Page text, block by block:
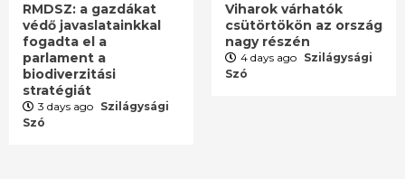
RMDSZ: a gazdákat
védő javaslatainkkal
fogadta el a
parlament a
biodiverzitási
stratégiát
3 days ago Szilágysági
Szó
Viharok várhatók
csütörtökön az ország
nagy részén
4 days ago Szilágysági
Szó